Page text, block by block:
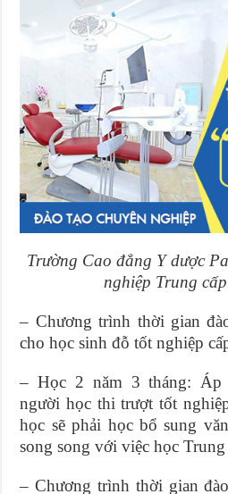
Trường Cao đẳng Y dược
nghiệp Trung
– Chương trình thời gian
cho học sinh đỗ tốt nghiệp
– Học 2 năm 3 tháng: Áp
người học thi trượt tốt
học sẽ phải học bổ sung
song song với việc học Trung
– Chương trình thời gian